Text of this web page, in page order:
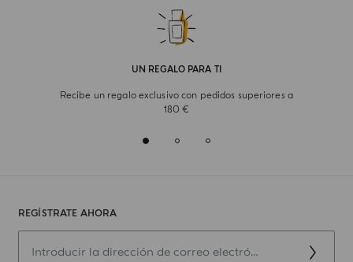
UN REGALO PARA TI
Recibe un regalo exclusivo con pedidos superiores a
180 €
REGÍSTRATE AHORA